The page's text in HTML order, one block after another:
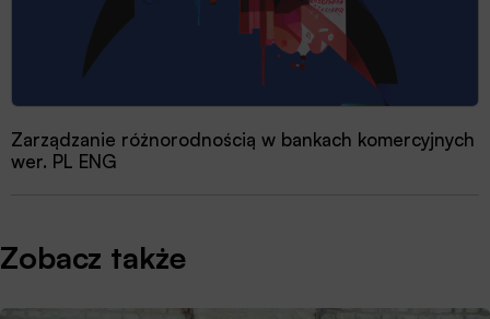
Zarządzanie różnorodnością w bankach komercyjnych
wer. PL ENG
Zobacz także